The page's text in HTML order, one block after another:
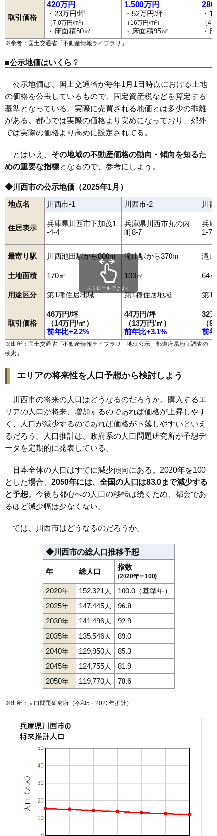
取引価格
420万円
・23万円/坪
（7.0万円/m²）
・床面積60㎡
1,500万円
・52万円/坪
（16万円/m²）
・床面積95㎡
280
・
（
・
※参考：国土交通省「 不動産情報ライブラリ 」
■公示地価はいくら？
公示地価は、国土交通省が毎年1月1日時点における土地
の価格を公表しているもので、固定資産税などを算定する
基準となっている。実際に売買される地価とは多少の乖離
がある。都心では実際の価格より安めになっており、郊外
では実際の価格より高めに設定されてる。
とはいえ、 その地域の不動産価格の動向・傾向を知るた
めの重要な指標となるので、参考にしよう。
◆川西市の公示地価（2025年1月）
地点名 川西市-1 川西市-2 川
住居表示
兵庫県川西市下加茂1
-4-4
兵庫県川西市丸の内
町8-7
兵
1-7
最寄り駅 川西池田駅から800m 滝山駅から370m 滝
土地面積 170㎡ 103㎡ 64㎡
用途区分 第1種住居地域 第1種住居地域 第1
取引価格
46万円/坪
（14万円/㎡）
前年比+2.2%
44万円/坪
（13万円/㎡）
前年比+3.1%
32
（
前
スクロールできます
※出所：国土交通省「 不動産情報ライブラリ・地価公示・都道府県地価調査の
検索 」
エリアの将来性を人口予想から検討しよう
川西市の将来の人口はどうなるのだろうか。購入するエ
リアの人口が将来、増加するのであれば価格が上昇しやす
く、人口が減少するのであれば価格が下落しやすいといえ
るだろう。人口推計は、政府系の人口問題研究所が予想デ
ータを定期的に発表している。
日本全体の人口はすでに減少傾向にある。2020年を100
とした場合、 2050年には、全国の人口は83.0まで減少する
と予想。今後も都心への人口の移転は続くため、都会であ
るほど減少幅は少なくない。
では、川西市はどうなるのだろうか。
◆川西市の総人口推移予想
年 総人口
指数
(2020年＝100)
2020年 152,321人
100.0（基準年）
2025年
147,445人
96.8
2030年
141,496人
92.9
2035年
135,546人
89.0
2040年
129,950人
85.3
2045年
124,755人
81.9
2050年
119,770人 78.6
※出所：人口問題研究所（令和5・2023年推計）